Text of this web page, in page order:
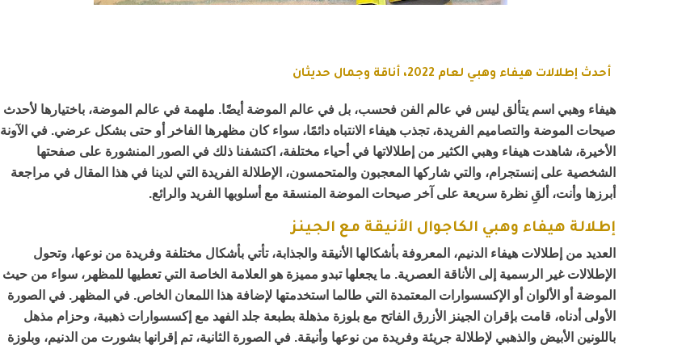
أحدث إطلالات هيفاء وهبي لعام 2022، أناقة وجمال حديثان
هيفاء وهبي اسم يتألق ليس في عالم الفن فحسب، بل في عالم الموضة أيضًا. ملهمة في عالم الموضة، باختيارها لأحدث
صيحات الموضة والتصاميم الفريدة، تجذب هيفاء الانتباه دائمًا، سواء كان مظهرها الفاخر أو حتى بشكل عرضي. في الآونة
الأخيرة، شاهدت هيفاء وهبي الكثير من إطلالاتها في أحياء مختلفة، اكتشفنا ذلك في الصور المنشورة على صفحتها
الشخصية على إنستجرام، والتي شاركها المعجبون والمتحمسون، الإطلالة الفريدة التي لدينا في هذا المقال في مراجعة
أبرزها وأنت، ألقِ نظرة سريعة على آخر صيحات الموضة المنسقة مع أسلوبها الفريد والرائع.
إطلالة هيفاء وهبي الكاجوال الأنيقة مع الجينز
العديد من إطلالات هيفاء الدنيم، المعروفة بأشكالها الأنيقة والجذابة، تأتي بأشكال مختلفة وفريدة من نوعها، وتحول
الإطلالات غير الرسمية إلى الأناقة العصرية. ما يجعلها تبدو مميزة هو العلامة الخاصة التي تعطيها للمظهر، سواء من حيث
الموضة أو الألوان أو الإكسسوارات المعتمدة التي طالما استخدمتها لإضافة هذا اللمعان الخاص. في المظهر. في الصورة
الأولى أدناه، قامت بإقران الجينز الأزرق الفاتح مع بلوزة مذهلة بطبعة جلد الفهد مع إكسسوارات ذهبية، وحزام مذهل
باللونين الأبيض والذهبي لإطلالة جريئة وفريدة من نوعها وأنيقة. في الصورة الثانية، تم إقرانها بشورت من الدنيم، وبلوزة